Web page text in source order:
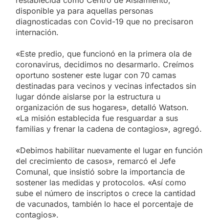
disponible ya para aquellas personas
diagnosticadas con Covid-19 que no precisaron
internación.
«Este predio, que funcionó en la primera ola de
coronavirus, decidimos no desarmarlo. Creímos
oportuno sostener este lugar con 70 camas
destinadas para vecinos y vecinas infectados sin
lugar dónde aislarse por la estructura u
organización de sus hogares», detalló Watson.
«La misión establecida fue resguardar a sus
familias y frenar la cadena de contagios», agregó.
«Debimos habilitar nuevamente el lugar en función
del crecimiento de casos», remarcó el Jefe
Comunal, que insistió sobre la importancia de
sostener las medidas y protocolos. «Así como
sube el número de inscriptos o crece la cantidad
de vacunados, también lo hace el porcentaje de
contagios».